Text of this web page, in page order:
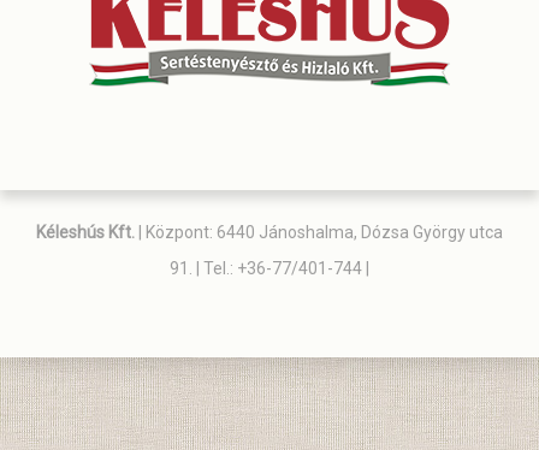
Kéleshús Kft. | Központ: 6440 Jánoshalma, Dózsa György utca
91. | Tel.: +36-77/401-744 |